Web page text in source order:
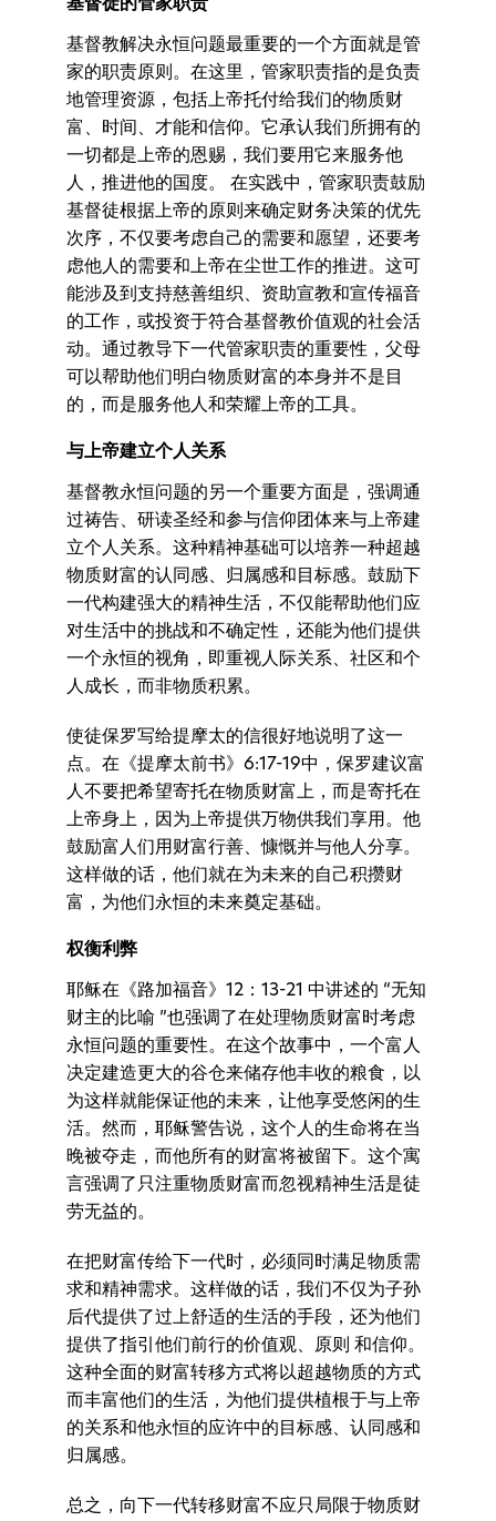
基督徒的管家职责
基督教解决永恒问题最重要的一个方面就是管
家的职责原则。在这里，管家职责指的是负责
地管理资源，包括上帝托付给我们的物质财
富、时间、才能和信仰。它承认我们所拥有的
一切都是上帝的恩赐，我们要用它来服务他
人，推进他的国度。 在实践中，管家职责鼓励
基督徒根据上帝的原则来确定财务决策的优先
次序，不仅要考虑自己的需要和愿望，还要考
虑他人的需要和上帝在尘世工作的推进。这可
能涉及到支持慈善组织、资助宣教和宣传福音
的工作，或投资于符合基督教价值观的社会活
动。通过教导下一代管家职责的重要性，父母
可以帮助他们明白物质财富的本身并不是目
的，而是服务他人和荣耀上帝的工具。
与上帝建立个人关系
基督教永恒问题的另一个重要方面是，强调通
过祷告、研读圣经和参与信仰团体来与上帝建
立个人关系。这种精神基础可以培养一种超越
物质财富的认同感、归属感和目标感。鼓励下
一代构建强大的精神生活，不仅能帮助他们应
对生活中的挑战和不确定性，还能为他们提供
一个永恒的视角，即重视人际关系、社区和个
人成长，而非物质积累。
使徒保罗写给提摩太的信很好地说明了这一
点。在《提摩太前书》6:17-19中，保罗建议富
人不要把希望寄托在物质财富上，而是寄托在
上帝身上，因为上帝提供万物供我们享用。他
鼓励富人们用财富行善、慷慨并与他人分享。
这样做的话，他们就在为未来的自己积攒财
富，为他们永恒的未来奠定基础。
权衡利弊
耶稣在《路加福音》12：13-21 中讲述的 “无知
财主的比喻 ”也强调了在处理物质财富时考虑
永恒问题的重要性。在这个故事中，一个富人
决定建造更大的谷仓来储存他丰收的粮食，以
为这样就能保证他的未来，让他享受悠闲的生
活。然而，耶稣警告说，这个人的生命将在当
晚被夺走，而他所有的财富将被留下。这个寓
言强调了只注重物质财富而忽视精神生活是徒
劳无益的。
在把财富传给下一代时，必须同时满足物质需
求和精神需求。这样做的话，我们不仅为子孙
后代提供了过上舒适的生活的手段，还为他们
提供了指引他们前行的价值观、原则 和信仰。
这种全面的财富转移方式将以超越物质的方式
而丰富他们的生活，为他们提供植根于与上帝
的关系和他永恒的应许中的目标感、认同感和
归属感。
总之，向下一代转移财富不应只局限于物质财